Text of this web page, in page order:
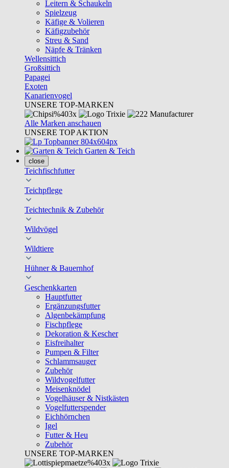
Leitern & Schaukeln
Spielzeug
Käfige & Volieren
Käfigzubehör
Streu & Sand
Näpfe & Tränken
Wellensittich
Großsittich
Papagei
Exoten
Kanarienvogel
UNSERE TOP-MARKEN
Alle Marken anschauen
UNSERE TOP AKTION
Garten & Teich
close
Teichfischfutter
Teichpflege
Teichtechnik & Zubehör
Wildvögel
Wildtiere
Hühner & Bauernhof
Geschenkkarten
Hauptfutter
Ergänzungsfutter
Algenbekämpfung
Fischpflege
Dekoration & Kescher
Eisfreihalter
Pumpen & Filter
Schlammsauger
Zubehör
Wildvogelfutter
Meisenknödel
Vogelhäuser & Nistkästen
Vogelfutterspender
Eichhörnchen
Igel
Futter & Heu
Zubehör
UNSERE TOP-MARKEN